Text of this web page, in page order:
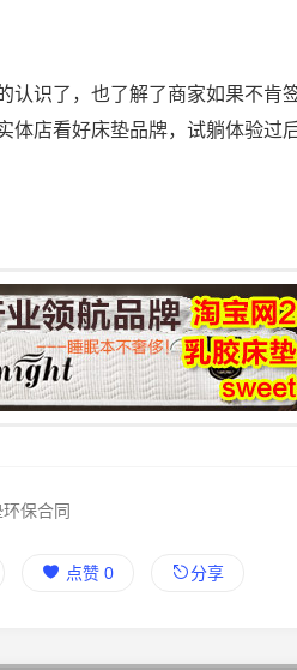
认识了，也了解了商家如果不肯
体店看好床垫品牌，试躺体验过
环保合同
点赞 0 分享